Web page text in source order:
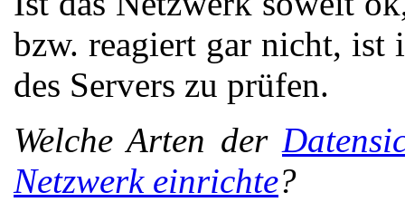
bzw. reagiert gar nicht, ist
des Servers zu prüfen.
Welche Arten der
Netzwerk einrichte?